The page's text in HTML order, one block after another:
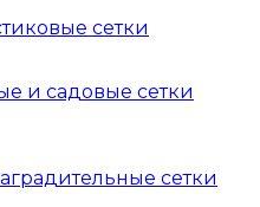
сетки
и садовые сетки
сетки